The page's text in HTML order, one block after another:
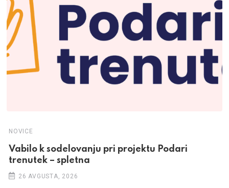
NOVICE
Vabilo k sodelovanju pri projektu Podari
trenutek – spletna
26 AVGUSTA, 2026